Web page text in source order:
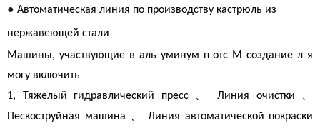
● Автоматическая линия по производству кастрюль из
нержавеющей стали
Машины, участвующие в аль уминум потс М созданиел я
могу включить
1, Тяжелый гидравлический пресс
Линия очистки
Пескоструйная машина Линия автоматической покраски